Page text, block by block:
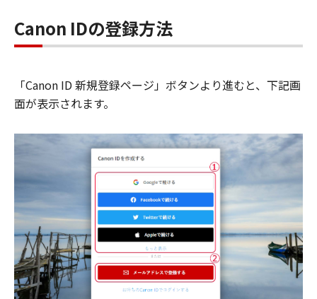
Canon IDの登録方法
「Canon ID 新規登録ページ」ボタンより進むと、下記画
面が表示されます。